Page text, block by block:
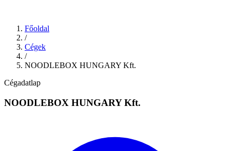
Főoldal
/
Cégek
/
NOODLEBOX HUNGARY Kft.
Cégadatlap
NOODLEBOX HUNGARY Kft.